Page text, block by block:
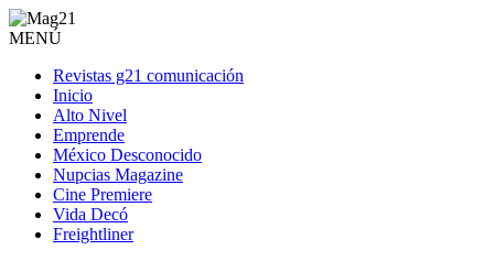
MENÚ
Revistas g21 comunicación
Inicio
Alto Nivel
Emprende
México Desconocido
Nupcias Magazine
Cine Premiere
Vida Decó
Freightliner